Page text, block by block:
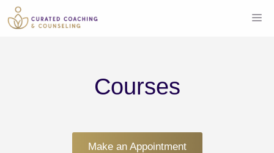
Skip
to
Courses
Make an Appointment